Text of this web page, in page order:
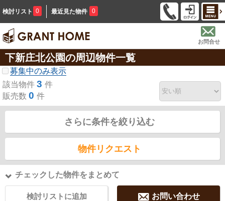
検討リスト 0 最近見た物件 0
お問合せ
下新庄北公園の周辺物件一覧
募集中のみ表示
該当物件 3 件
販売数 0 件
さらに条件を絞り込む
物件リクエスト
チェックした物件をまとめて
検討リストに追加 お問い合わせ